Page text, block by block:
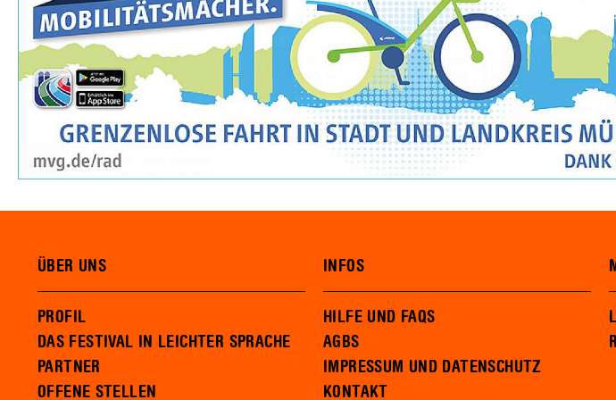
ÜBER UNS
PROFIL
DAS FESTIVAL IN LEICHTER SPRACHE
PARTNER
OFFENE STELLEN
INFOS
HILFE UND FAQS
AGBS
IMPRESSUM UND DATENSCHUTZ
KONTAKT